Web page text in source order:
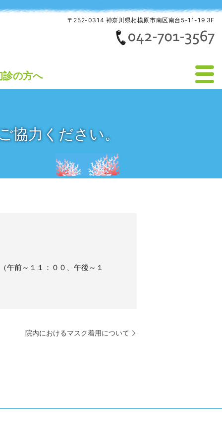
〒252-0314 神奈川県相模原市南区南台5-11-19 3F
診の方へ
協力ください。
午前～１１：００、午後～１
院内におけるマスク着用について